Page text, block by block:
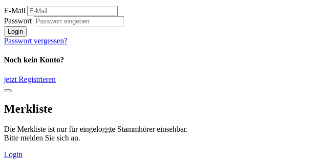
E-Mail
Passwort
Login
Passwort vergessen?
Noch kein Konto?
jetzt Registrieren
Merkliste
Die Merkliste ist nur für eingeloggte Stammhörer einsehbar.
Bitte melden Sie sich an.
Login